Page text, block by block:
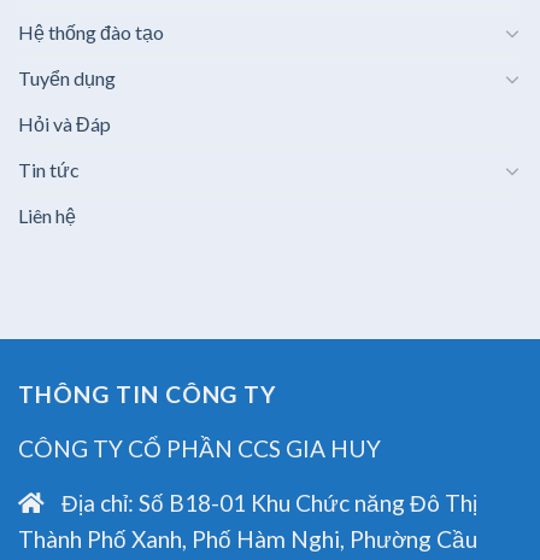
Hệ thống đào tạo
Tuyển dụng
Hỏi và Đáp
Tin tức
Liên hệ
THÔNG TIN CÔNG TY
CÔNG TY CỔ PHẦN CCS GIA HUY
Địa chỉ: Số B18-01 Khu Chức năng Đô Thị
Thành Phố Xanh, Phố Hàm Nghi, Phường Cầu